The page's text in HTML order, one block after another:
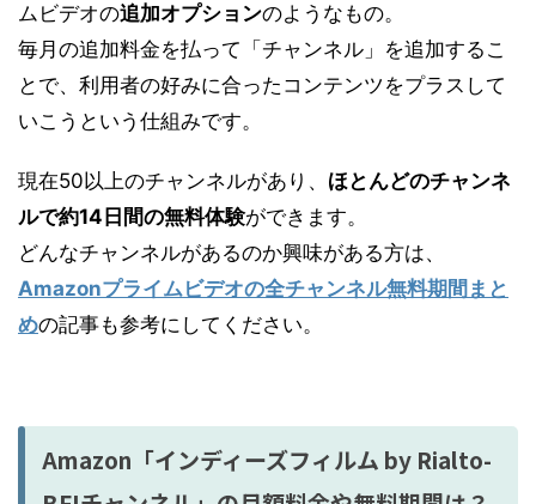
ムビデオの追加オプションのようなもの。
毎月の追加料金を払って「チャンネル」を追加するこ
とで、利用者の好みに合ったコンテンツをプラスして
いこうという仕組みです。
現在50以上のチャンネルがあり、 ほとんどのチャンネ
ルで約14日間の無料体験ができます。
どんなチャンネルがあるのか興味がある方は、
Amazonプライムビデオの全チャンネル無料期間まと
めの記事も参考にしてください。
Amazon「インディーズフィルム by Rialto-